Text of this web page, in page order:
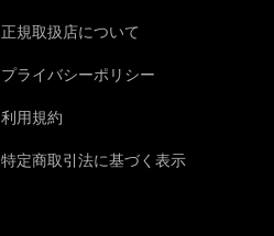
正規取扱店について
プライバシーポリシー
利用規約
特定商取引法に基づく表示